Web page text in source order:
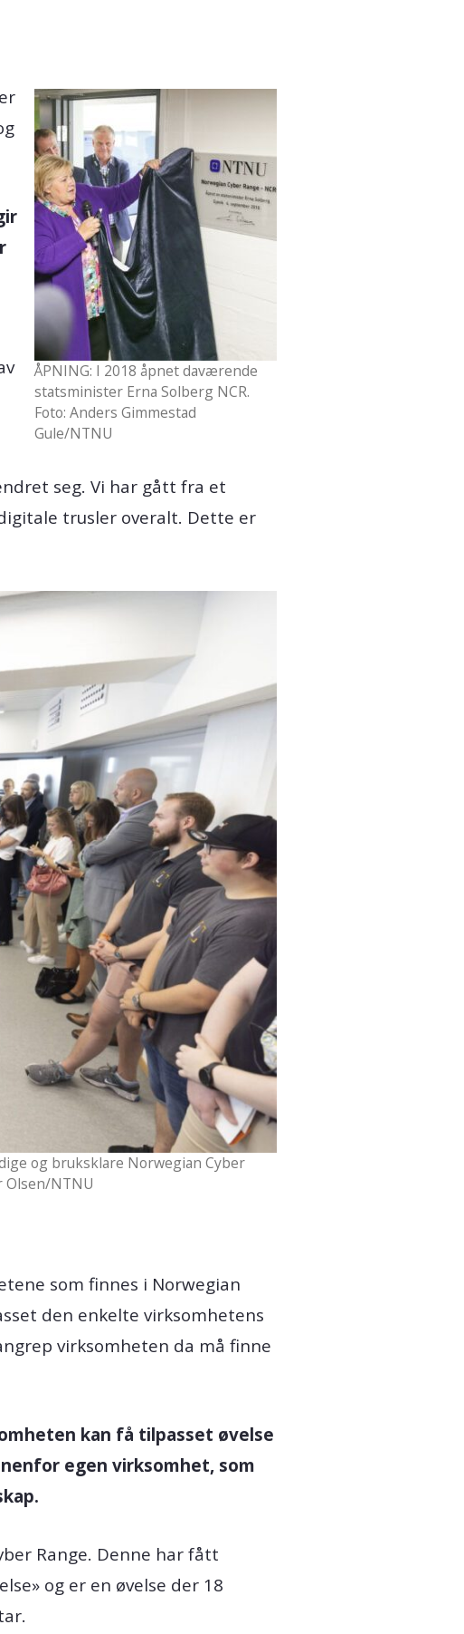
ÅPNING: I 2018 åpnet daværende
statsminister Erna Solberg NCR.
Foto: Anders Gimmestad
Gule/NTNU
seg. Vi har gått fra et
trusler overalt. Dette er
og bruksklare Norwegian Cyber
Olsen/NTNU
som finnes i Norwegian
den enkelte virksomhetens
virksomheten da må finne
kan få tilpasset øvelse
egen virksomhet, som
Range. Denne har fått
og er en øvelse der 18